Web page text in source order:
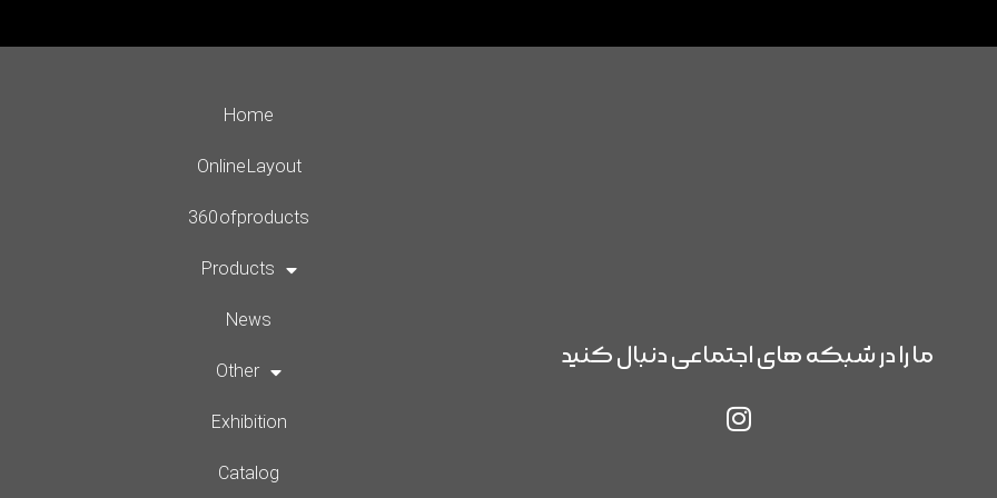
Home
Online Layout
360 of products
Products
News
Other
Exhibition
Catalog
ما را در شبکه های اجتماعی دنبال کنید